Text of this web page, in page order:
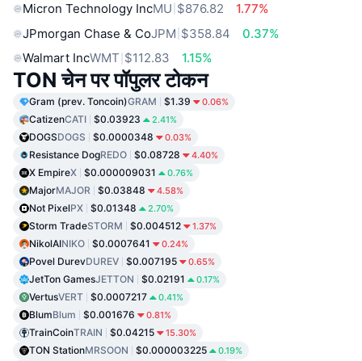
Micron Technology IncMU $876.82
1.77%
JPmorgan Chase & CoJPM $358.84
0.37%
Walmart IncWMT $112.83 1.15%
TON चेन पर पॉपुलर टोकन
Gram (prev. Toncoin)GRAM $1.39 0.06%
CatizenCATI $0.03923 2.41%
DOGSDOGS $0.0000348 0.03%
Resistance DogREDO $0.08728 4.40%
X EmpireX $0.000009031 0.76%
MajorMAJOR $0.03848 4.58%
Not PixelPX $0.01348 2.70%
Storm TradeSTORM $0.004512 1.37%
NikolAINIKO $0.0007641 0.24%
Povel DurevDUREV $0.007195 0.65%
JetTon GamesJETTON $0.02191 0.17%
VertusVERT $0.0007217 0.41%
BlumBlum $0.001676 0.81%
TrainCoinTRAIN $0.04215 15.30%
TON StationMRSOON $0.000003225 0.19%